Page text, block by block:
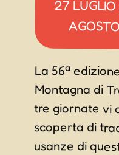
27
La 56ª
Montagna di
tre giornate vi
scoperta di
usanze di